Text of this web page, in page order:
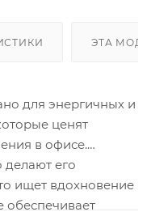
ЭТА
для энергичных и
ценят
в офисе.
делают его
ищет вдохновение
обеспечивает